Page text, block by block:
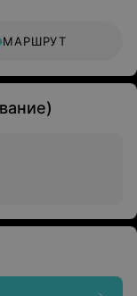
МАРШРУТ